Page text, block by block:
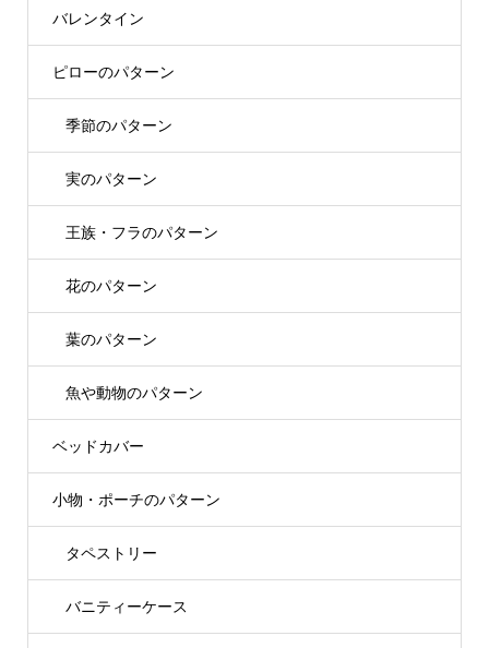
バレンタイン
ピローのパターン
季節のパターン
実のパターン
王族・フラのパターン
花のパターン
葉のパターン
魚や動物のパターン
ベッドカバー
小物・ポーチのパターン
タペストリー
バニティーケース